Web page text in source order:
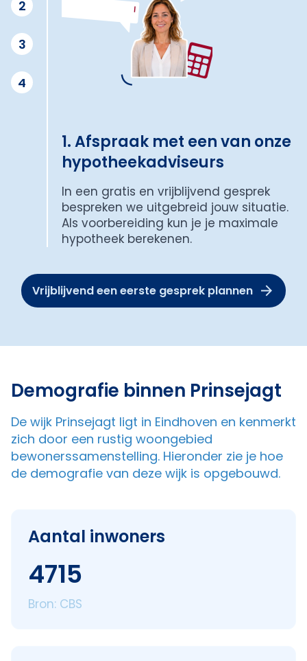
2
3
4
1. Afspraak met een van onze
hypotheekadviseurs
In een gratis en vrijblijvend gesprek
bespreken we uitgebreid jouw situatie.
Als voorbereiding kun je je maximale
hypotheek berekenen.
Vrijblijvend een eerste gesprek plannen
Demografie binnen Prinsejagt
De wijk Prinsejagt ligt in Eindhoven en kenmerkt
zich door een rustig woongebied
bewonerssamenstelling. Hieronder zie je hoe
de demografie van deze wijk is opgebouwd.
Aantal inwoners
4715
Bron: CBS